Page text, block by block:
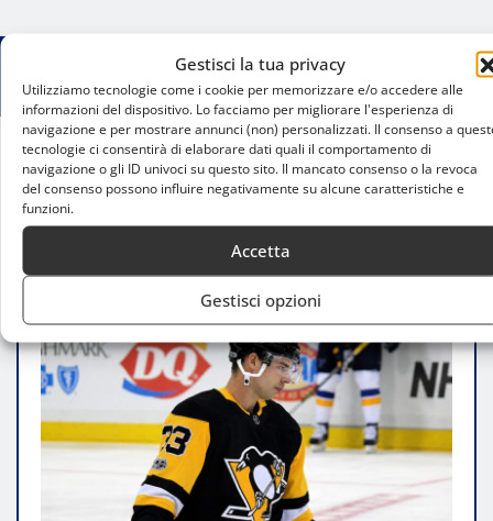
Gestisci la tua privacy
Utilizziamo tecnologie come i cookie per memorizzare e/o accedere alle
informazioni del dispositivo. Lo facciamo per migliorare l'esperienza di
navigazione e per mostrare annunci (non) personalizzati. Il consenso a
tecnologie ci consentirà di elaborare dati quali il comportamento di
navigazione o gli ID univoci su questo sito. Il mancato consenso o la revoca
del consenso possono influire negativamente su alcune caratteristiche e
funzioni.
Accetta
Gestisci opzioni
Home
Greg McKegg al Milano Hockey Club, colpo da NHL
per l’attacco rossoblù